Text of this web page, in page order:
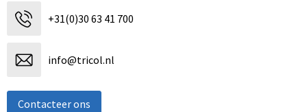
+31(0)30 63 41 700
info@tricol.nl
Contacteer ons